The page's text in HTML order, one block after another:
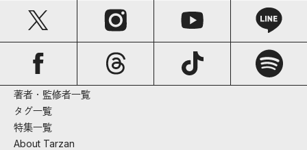
著者・監修者一覧
タグ一覧
特集一覧
About Tarzan